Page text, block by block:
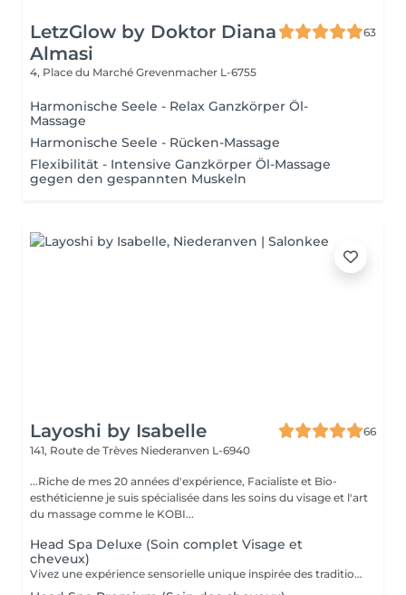
LetzGlow by Doktor Diana
Almasi
63
4, Place du Marché Grevenmacher L-6755
Harmonische Seele - Relax Ganzkörper Öl-
Massage
Harmonische Seele - Rücken-Massage
Flexibilität - Intensive Ganzkörper Öl-Massage
gegen den gespannten Muskeln
Layoshi by Isabelle
66
141, Route de Trèves Niederanven L-6940
...Riche de mes 20 années d'expérience, Facialiste et Bio-
esthéticienne je suis spécialisée dans les soins du visage et l'art
du massage comme le KOBI...
Head Spa Deluxe (Soin complet Visage et
cheveux)
Vivez une expérience sensorielle unique inspirée des traditions anciennes japonaises dédiées au soin du corps et à l'apaisement de l'esprit. Le Head Spa combine soin des cheveux et du visage pour améliorer la revitalisation du cuir chevelu tout en favorisant la réduction du stress et la relaxation générale: - Démaquillage du visage - Massage du visage manuel "coup d'éclat" - Massage manuel des épaules, de la nuque et du cuir chevelu à l'huile précieuse et utilisation de différents outils - Fontaine d'eau chaude - Masque visage hydratant - Shampoing - Masque capillaire sous bain de vapeur + sérum - Massage des mains et des bras. - Crème + Sérum visage hydradants - Séchage des cheveux (15 minutes)